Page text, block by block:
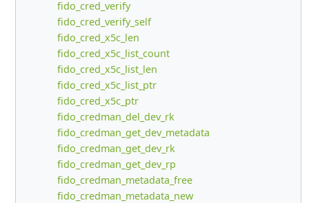
fido_cred_verify
fido_cred_verify_self
fido_cred_x5c_len
fido_cred_x5c_list_count
fido_cred_x5c_list_len
fido_cred_x5c_list_ptr
fido_cred_x5c_ptr
fido_credman_del_dev_rk
fido_credman_get_dev_metadata
fido_credman_get_dev_rk
fido_credman_get_dev_rp
fido_credman_metadata_free
fido_credman_metadata_new